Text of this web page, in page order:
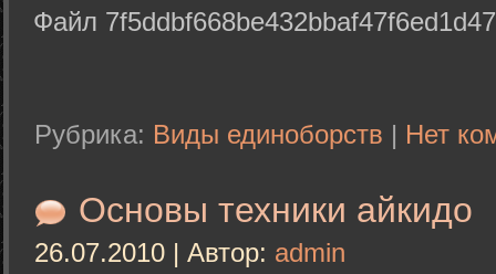
Файл
Рубрика: Виды единоборств | Нет
Основы техники айкидо
26.07.2010 | Автор: admin